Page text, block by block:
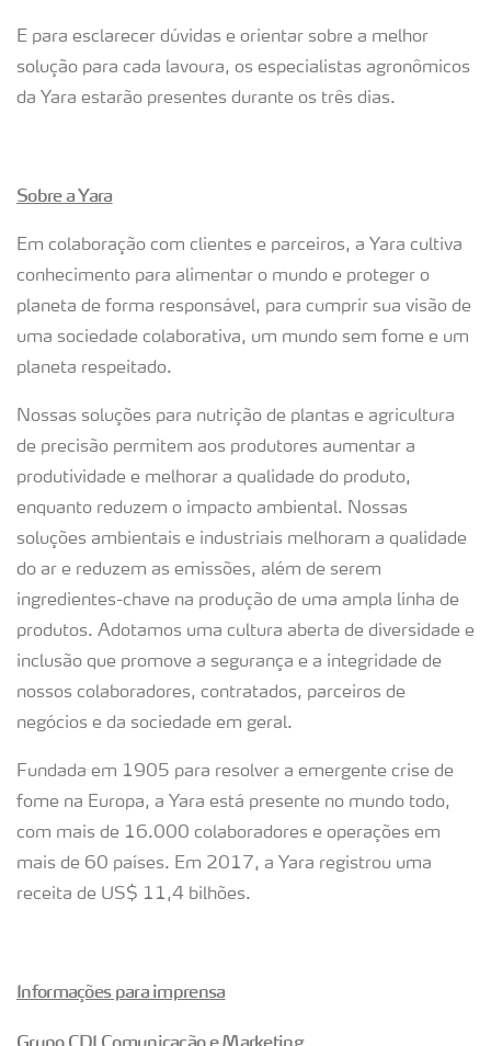
E para esclarecer dúvidas e orientar sobre a melhor
solução para cada lavoura, os especialistas agronômicos
da Yara estarão presentes durante os três dias.
Sobre a Yara
Em colaboração com clientes e parceiros, a Yara cultiva
conhecimento para alimentar o mundo e proteger o
planeta de forma responsável, para cumprir sua visão de
uma sociedade colaborativa, um mundo sem fome e um
planeta respeitado.
Nossas soluções para nutrição de plantas e agricultura
de precisão permitem aos produtores aumentar a
produtividade e melhorar a qualidade do produto,
enquanto reduzem o impacto ambiental. Nossas
soluções ambientais e industriais melhoram a qualidade
do ar e reduzem as emissões, além de serem
ingredientes-chave na produção de uma ampla linha de
produtos. Adotamos uma cultura aberta de diversidade e
inclusão que promove a segurança e a integridade de
nossos colaboradores, contratados, parceiros de
negócios e da sociedade em geral.
Fundada em 1905 para resolver a emergente crise de
fome na Europa, a Yara está presente no mundo todo,
com mais de 16.000 colaboradores e operações em
mais de 60 países. Em 2017, a Yara registrou uma
receita de US$ 11,4 bilhões.
Informações para imprensa
Grupo CDI Comunicação e Marketing